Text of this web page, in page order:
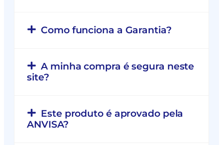
Como funciona a Garantia?
A minha compra é segura neste
site?
Este produto é aprovado pela
ANVISA?